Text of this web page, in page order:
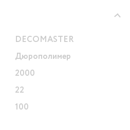
DECOMASTER
Дюрополимер
2000
22
100